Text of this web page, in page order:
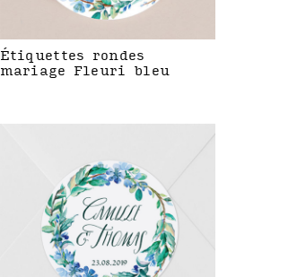
Étiquettes rondes
mariage Fleuri bleu